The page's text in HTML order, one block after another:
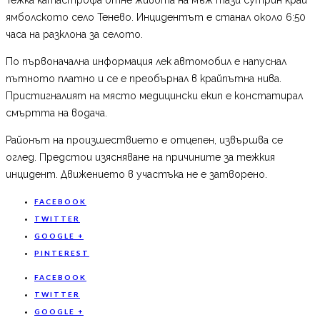
ямболското село Тенево. Инцидентът е станал около 6:50
часа на разклона за селото.
По първоначална информация лек автомобил е напуснал
пътното платно и се е преобърнал в крайпътна нива.
Пристигналият на място медицински екип е констатирал
смъртта на водача.
Районът на произшествието е отцепен, извършва се
оглед. Предстои изясняване на причините за тежкия
инцидент. Движението в участъка не е затворено.
FACEBOOK
TWITTER
GOOGLE +
PINTEREST
FACEBOOK
TWITTER
GOOGLE +